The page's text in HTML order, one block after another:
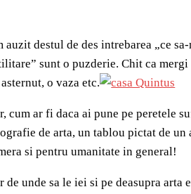
auzit destul de des intrebarea „ce
sunt o puzderie. Chit ca
o vaza etc.
cum ar fi daca ai pune pe peretele
de arta, un tablou pictat de
si pentru umanitate in general!
de unde sa le iei si pe deasupra